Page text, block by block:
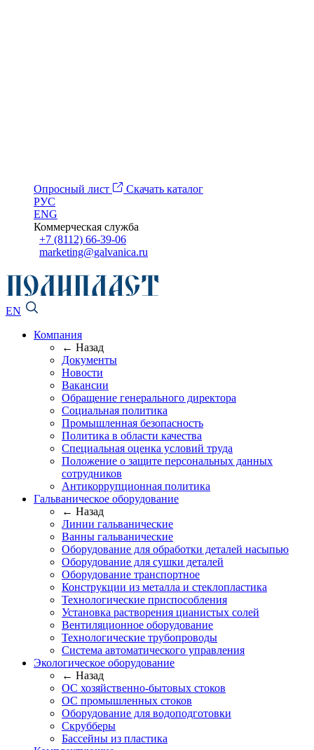
Опросный лист
Скачать каталог
РУС
ENG
Коммерческая служба
+7 (8112) 66-39-06
marketing@galvanica.ru
EN
Компания
← Назад
Документы
Новости
Вакансии
Обращение генерального директора
Социальная политика
Промышленная безопасность
Политика в области качества
Специальная оценка условий труда
Положение о защите персональных данных
сотрудников
Антикоррупционная политика
Гальваническое оборудование
← Назад
Линии гальванические
Ванны гальванические
Оборудование для обработки деталей насыпью
Оборудование для сушки деталей
Оборудование транспортное
Конструкции из металла и стеклопластика
Технологические приспособления
Установка растворения цианистых солей
Вентиляционное оборудование
Технологические трубопроводы
Система автоматического управления
Экологическое оборудование
← Назад
ОС хозяйственно-бытовых стоков
ОС промышленных стоков
Оборудование для водоподготовки
Скрубберы
Бассейны из пластика